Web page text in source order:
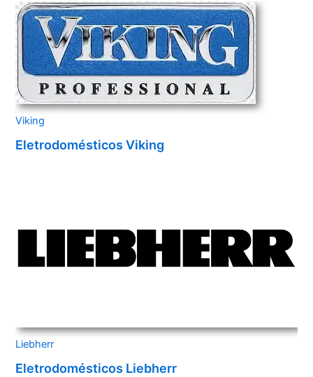
Viking
Eletrodomésticos Viking
Liebherr
Eletrodomésticos Liebherr